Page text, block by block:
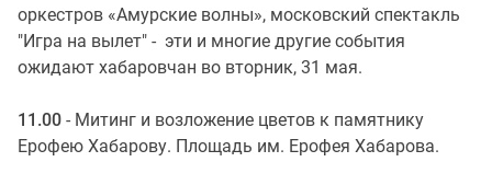
оркестров «Амурские волны», московский спектакль
"Игра на вылет" - эти и многие другие события
ожидают хабаровчан во вторник, 31 мая.
11.00 - Митинг и возложение цветов к памятнику
Ерофею Хабарову. Площадь им. Ерофея Хабарова.